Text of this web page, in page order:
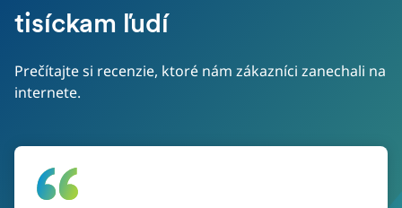
tisíckam ľudí
Prečítajte si recenzie, ktoré nám zákazníci zanechali na
internete.